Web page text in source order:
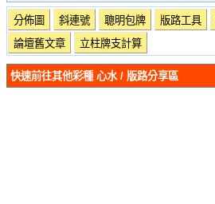
分佈圖 斜連號 聰明包牌 版路工具
論壇舊文章
立柱牌支計算